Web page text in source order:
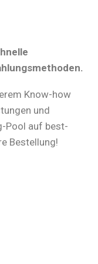
Know-how
und
Pool auf best-
Bestellung!